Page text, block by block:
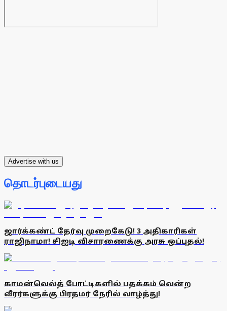
Advertise with us
தொடர்புடையது
ஜார்க்கண்ட் தேர்வு முறைகேடு! 3 அதிகாரிகள்
ராஜிநாமா! சிஐடி விசாரணைக்கு அரசு ஒப்புதல்!
காமன்வெல்த் போட்டிகளில் பதக்கம் வென்ற
வீரர்களுக்கு பிரதமர் நேரில் வாழ்த்து!